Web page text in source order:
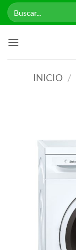
Saltar
Buscar
por:
INICIO /